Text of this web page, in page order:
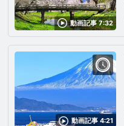
動画記事 7:32
動画記事 4:21